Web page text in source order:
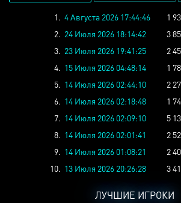
1. 4 Августа 2026 17:44:46
1
2. 24 Июля 2026 18:14:42
3
3. 23 Июля 2026 19:41:25
2
4. 15 Июля 2026 04:48:14
1
5. 14 Июля 2026 02:44:10
2
6. 14 Июля 2026 02:18:48
1
7. 14 Июля 2026 02:09:10
5
8. 14 Июля 2026 02:01:41
2
9. 14 Июля 2026 01:08:21
2
10. 13 Июля 2026 20:26:28 3
ЛУЧШИЕ ИГРОКИ